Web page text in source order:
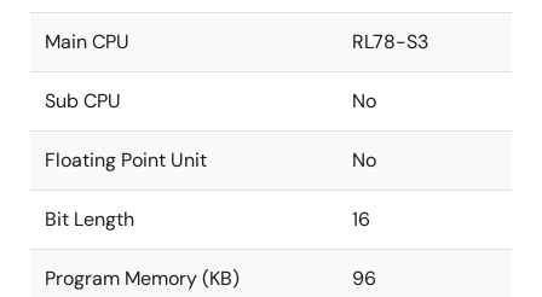
Main CPU RL78-S3
Sub CPU No
Floating Point Unit No
Bit Length 16
Program Memory (KB) 96